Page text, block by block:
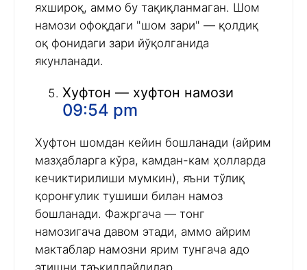
яхшироқ, аммо бу тақиқланмаган. Шом
намози офоқдаги "шом зари" — қолдиқ
оқ фонидаги зари йўқолганида
якунланади.
Хуфтон — хуфтон намози
09:54 pm
Хуфтон шомдан кейин бошланади (айрим
мазҳабларга кўра, камдан-кам ҳолларда
кечиктирилиши мумкин), яъни тўлиқ
қоронғулик тушиши билан намоз
бошланади. Фажргача — тонг
намозигача давом этади, аммо айрим
мактаблар намозни ярим тунгача адо